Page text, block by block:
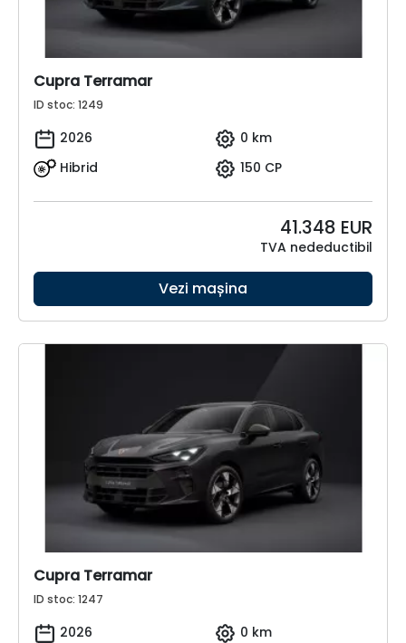
Cupra Terramar
ID stoc: 1249
2026
0 km
Hibrid
150 CP
41.348 EUR
TVA nedeductibil
Vezi mașina
Cupra Terramar
ID stoc: 1247
2026
0 km